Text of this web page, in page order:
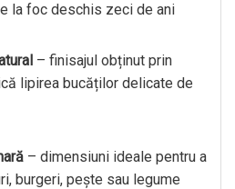
la foc deschis zeci de ani
– finisajul obținut prin
lipirea bucăților delicate de
– dimensiuni ideale pentru a
burgeri, pește sau legume